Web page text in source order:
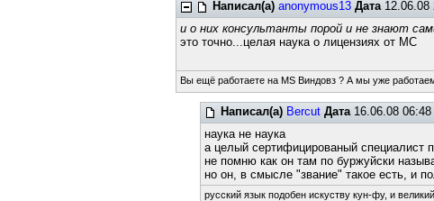
Написал(а) anonymous13 Дата12.06.08
и о них консультанты порой и не знают
это точно...целая наука о лицензиях от МС
Вы ещё работаете на MS Виндовз ? А мы уже
Написал(а) Bercut Дата16.06.08 06:48
наука не наука
а целый сертифицированый специалист
не помню как он там по буржуйски
но он, в смысле "звание" такое есть, и
русский язык подобен искуству кун-фу, и